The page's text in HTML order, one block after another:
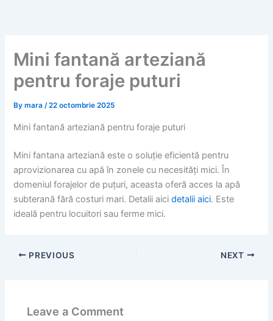
Mini fantană arteziană
pentru foraje puturi
Bymara/22 octombrie 2025
Mini fantană arteziană pentru foraje puturi
Mini fantana arteziană este o soluție eficientă pentru
aprovizionarea cu apă în zonele cu necesități mici. În
domeniul forajelor de puțuri, aceasta oferă acces la apă
subterană fără costuri mari. Detalii aicidetalii aici. Este
ideală pentru locuitori sau ferme mici.
PREVIOUS NEXT
Leave a Comment